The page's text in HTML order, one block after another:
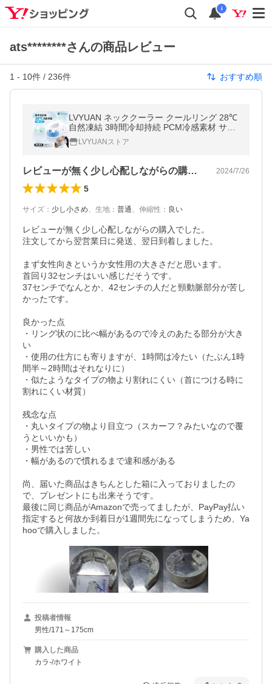
i
ats********さんの商品レビュー
1 - 10件 / 236件 おすすめ順
LVYUAN ネッククーラー クールリング 28℃
自然凍結 3時間冷却持続 PCM冷感素材 サイ
ズ調節可 繰り返し使用 熱中症対策 アウトド
ア 通勤 通学 男女兼用 犬用可
LVYUANストア
レビューが無く少し心配しながらの購入で… 2024/7/26
5
サイズ ： 少し小さめ、 生地 ： 普通、 伸縮性 ： 良い
レビューが無く少し心配しながらの購入でした。
注文してから翌営業日に発送、翌日到着しました。
まず女性向きというか女性用の大きさだと思います。
首回り32センチはいい感じだそうです。
37センチでなんとか、42センチの人だと頸動脈部分が苦し
かったです。
良かった点
・リング状のに比べ幅があるので冷えのあたる部分が大き
い
・使用の仕方にも寄りますが、1時間は冷たい（たぶん1時
間半～2時間はそれなりに）
・似たようなタイプの物より割れにくい（首につける時に
割れにくい材質）
残念な点
・丸いタイプの物より目立つ（スカーフ？みたいなので覆
うといいかも）
・男性では苦しい
・幅があるので慣れるまで違和感がある
尚、届いた商品はきちんとした箱に入っておりましたの
で、プレゼントにも出来そうです。
最後に同じ商品がAmazonで売ってましたが、PayPay払い
指定すると何故か到着日が1週間先になってしまうため、Ya
hooで購入しました。
投稿者情報
男性/171～175cm
購入した商品
カラ-/ホワイト